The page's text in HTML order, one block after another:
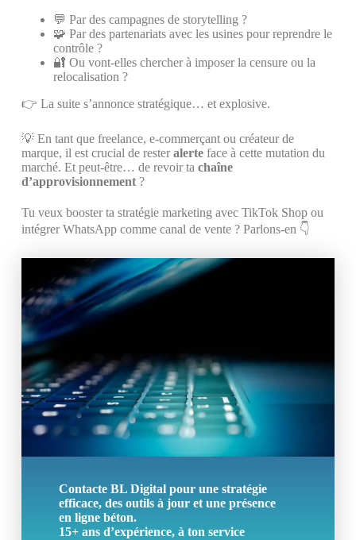
💬 Par des campagnes de storytelling ?
🧩 Par des partenariats avec les usines pour reprendre le
contrôle ?
🔐 Ou vont-elles chercher à imposer la censure ou la
relocalisation ?
👉 La suite s’annonce stratégique… et explosive.
💡 En tant que freelance, e-commerçant ou créateur de
marque, il est crucial de resteralerteface à cette mutation du
marché. Et peut-être… de revoir ta chaîne
d’approvisionnement?
Tu veux booster ta stratégie marketing avec TikTok Shop ou
intégrer WhatsApp comme canal de vente ? Parlons-en 👇
Contacte BL Digital pour une stratégie
efficace, des outils à jour et une présence
en ligne béton.
15+ ans d’expérience, à ton service